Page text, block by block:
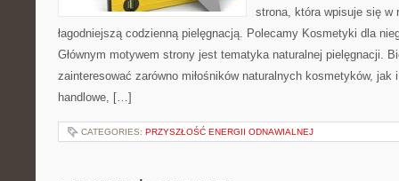
strona, która wpisuje się w
łagodniejszą codzienną pielęgnacją. Polecamy Kosmetyki dla
Głównym motywem strony jest tematyka naturalnej pielęgnacji.
zainteresować zarówno miłośników naturalnych kosmetyków, jak
handlowe, […]
CATEGORIES: PRZYSZŁOŚĆ ENERGII ODNAWIALNEJ